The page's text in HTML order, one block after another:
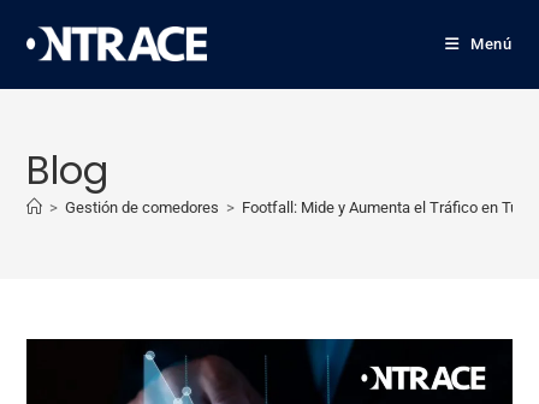
Menú
Blog
> Gestión de comedores > Footfall: Mide y Aumenta el Tráfico en Tu